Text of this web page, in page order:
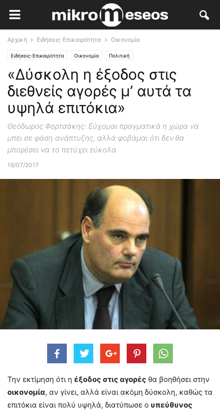
Αρχική Ειδήσεις-Επικαιρότητα Οικονομία
Ειδήσεις-Επικαιρότητα Οικονομία Πολιτική
«Δύσκολη η έξοδος στις
διεθνείς αγορές μ’ αυτά τα
υψηλά επιτόκια»
Θεόδωρος Φορτσάκης: Εύχομαι πραγματικά η χώρα να
μπει σε φάση ανάπτυξης, αλλά φοβάμαι ότι δεν θα
μπορέσει να το πετύχει εύκολα
19/07/2017
Την εκτίμηση ότι η έξοδος στις αγορές θα βοηθήσει στην
οικονομία, αν γίνει, αλλά είναι ακόμη δύσκολη, καθώς τα
επιτόκια είναι πολύ υψηλά, διατύπωσε ο υπεύθυνος